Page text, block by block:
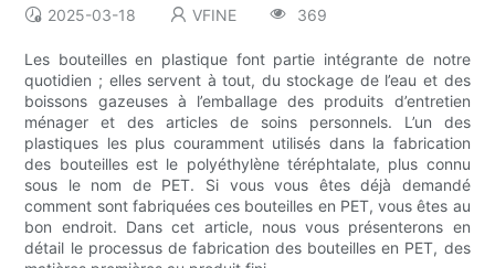
2025-03-18 VFINE 369
Les bouteilles en plastique font partie intégrante de notre
quotidien ; elles servent à tout, du stockage de l’eau et des
boissons gazeuses à l’emballage des produits d’entretien
ménager et des articles de soins personnels. L’un des
plastiques les plus couramment utilisés dans la fabrication
des bouteilles est le polyéthylène téréphtalate, plus connu
sous le nom de PET. Si vous vous êtes déjà demandé
comment sont fabriquées ces bouteilles en PET, vous êtes au
bon endroit. Dans cet article, nous vous présenterons en
détail le processus de fabrication des bouteilles en PET, des